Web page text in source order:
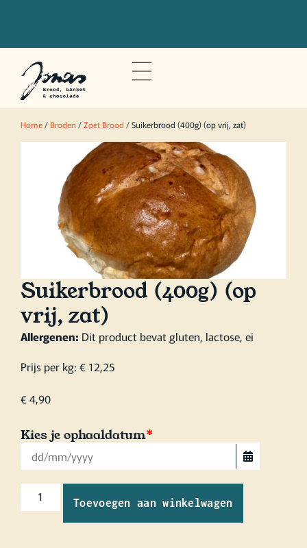
Bestel voor 20u om je bestelling de
volgende dag op te halen
Home/Broden /Zoet Brood / Suikerbrood (400g) (op vrij, zat)
Suikerbrood (400g) (op
vrij, zat)
Allergenen: Dit product bevat gluten, lactose, ei
Prijs per kg: € 12,25
€4,90
*
Kies je ophaaldatum
Toevoegen aan winkelwagen